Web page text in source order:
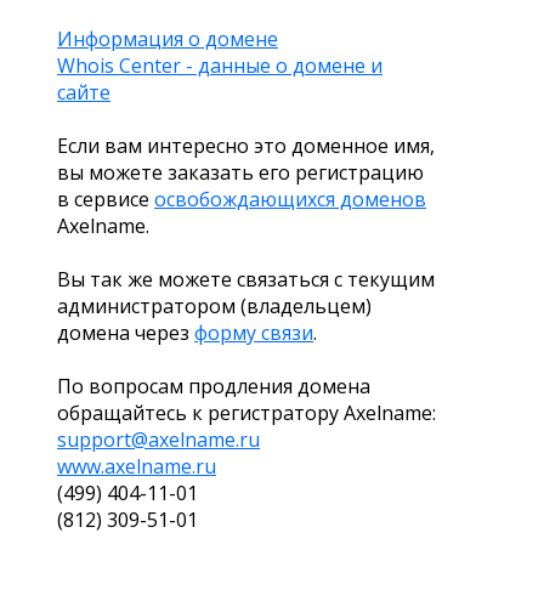
Информация о домене
Whois Center - данные о домене и
сайте
Если вам интересно это доменное имя,
вы можете заказать его регистрацию
в сервисе освобождающихся доменов
Axelname.
Вы так же можете связаться с текущим
администратором (владельцем)
домена через форму связи.
По вопросам продления домена
обращайтесь к регистратору Axelname:
support@axelname.ru
www.axelname.ru
(499) 404-11-01
(812) 309-51-01